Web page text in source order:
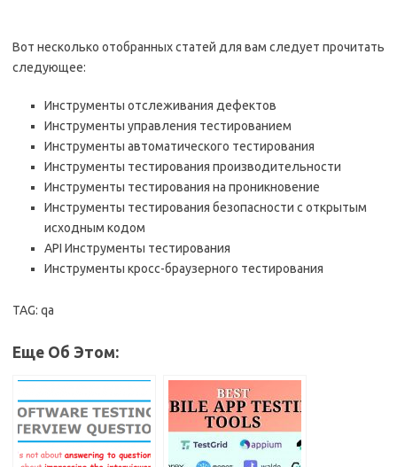
Вот несколько отобранных статей для вам следует прочитать
следующее:
Инструменты отслеживания дефектов
Инструменты управления тестированием
Инструменты автоматического тестирования
Инструменты тестирования производительности
Инструменты тестирования на проникновение
Инструменты тестирования безопасности с открытым
исходным кодом
API Инструменты тестирования
Инструменты кросс-браузерного тестирования
TAG: qa
Еще Об Этом: